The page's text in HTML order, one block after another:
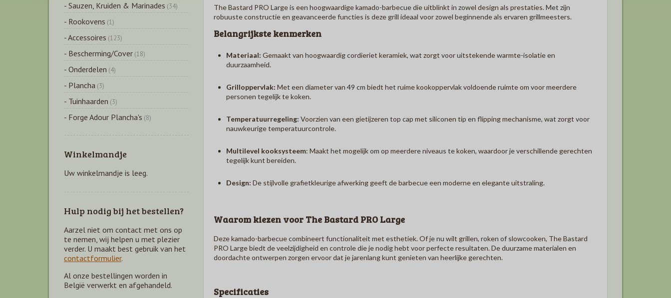
The Bastard PRO Large is een hoogwaardige kamado-barbecue die uitblinkt in zowel design als prestaties. Met zijn
robuuste constructie en geavanceerde functies is deze grill ideaal voor zowel beginnende als ervaren grillmeesters.
Belangrijkste kenmerken
Materiaal: Gemaakt van hoogwaardig cordieriet keramiek, wat zorgt voor uitstekende warmte-isolatie en
duurzaamheid.
Grilloppervlak: Met een diameter van 49 cm biedt het ruime kookoppervlak voldoende ruimte om voor meerdere
personen tegelijk te koken.
Temperatuurregeling: Voorzien van een gietijzeren top cap met siliconen tip en flipping mechanisme, wat zorgt voor
nauwkeurige temperatuurcontrole.
Multilevel kooksysteem: Maakt het mogelijk om op meerdere niveaus te koken, waardoor je verschillende gerechten
tegelijk kunt bereiden.
Design: De stijlvolle grafietkleurige afwerking geeft de barbecue een moderne en elegante uitstraling.
Waarom kiezen voor The Bastard PRO Large
Deze kamado-barbecue combineert functionaliteit met esthetiek. Of je nu wilt grillen, roken of slowcooken, The Bastard
PRO Large biedt de veelzijdigheid en controle die je nodig hebt voor perfecte resultaten. De duurzame materialen en
doordachte ontwerpen zorgen ervoor dat je jarenlang kunt genieten van heerlijke gerechten.
Specificaties
- Sauzen, Kruiden & Marinades (34)
- Rookovens (1)
- Accessoires (123)
- Bescherming/Cover (18)
- Onderdelen (4)
- Plancha (3)
- Tuinhaarden (3)
- Forge Adour Plancha's (8)
Winkelmandje
Uw winkelmandje is leeg.
Hulp nodig bij het bestellen?
Aarzel niet om contact met ons op
te nemen, wij helpen u met plezier
verder. U maakt best gebruik van het
contactformulier.
Al onze bestellingen worden in
België verwerkt en afgehandeld.